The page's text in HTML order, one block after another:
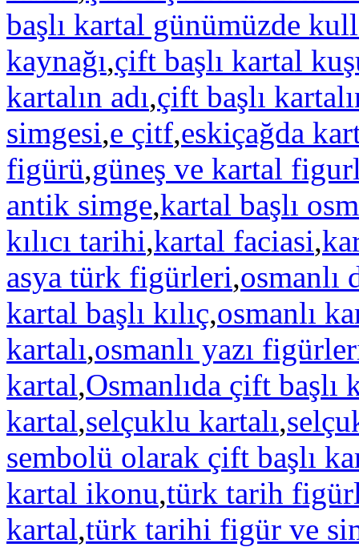
başlı kartal günümüzde
kaynağı,çift başlı kartal
kartalın adı,çift başlı
simgesi,e çitf,eskiçağda
figürü,güneş ve kartal
antik simge,kartal başlı
kılıcı tarihi,kartal faciasi,
asya türk figürleri,osmanlı
kartal başlı kılıç,osmanlı
kartalı,osmanlı yazı
kartal,Osmanlıda çift başlı
kartal,selçuklu kartalı,
sembolü olarak çift başlı
kartal ikonu,türk tarih
kartal,türk tarihi figür ve